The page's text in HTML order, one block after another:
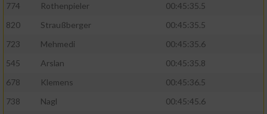
774
Rothenpieler
00:45:35.5
820
Straußberger
00:45:35.5
723
Mehmedi
00:45:35.6
545
Arslan
00:45:35.8
678
Klemens
00:45:36.5
738
Nagl
00:45:45.6